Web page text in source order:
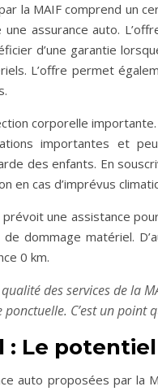
la MAIF comprend un
assurance auto.
d’une garantie
L’offre permet
corporelle
importantes et
des enfants. En
en cas d’imprévus
une assistance
dommage matériel.
0 km.
qualité des services de la
C’est un point
: Le
auto proposées par la